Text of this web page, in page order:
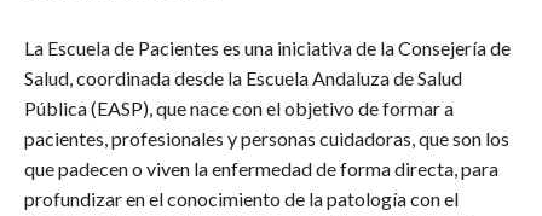
La Escuela de Pacientes es una iniciativa de la Consejería de
Salud, coordinada desde la Escuela Andaluza de Salud
Pública (EASP), que nace con el objetivo de formar a
pacientes, profesionales y personas cuidadoras, que son los
que padecen o viven la enfermedad de forma directa, para
profundizar en el conocimiento de la patología con el